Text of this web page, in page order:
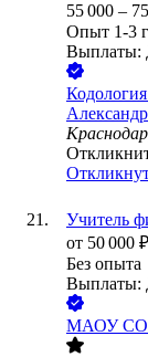
55 000 –
Опыт 1-3
Выплаты:
Учитель
от 50 000 ₽
Без опыта
Выплаты:
МАОУ